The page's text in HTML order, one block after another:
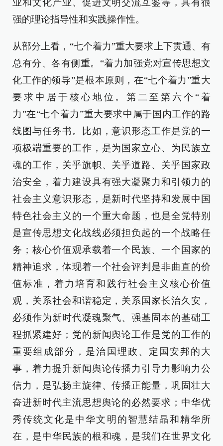
业和文化产业、促进文明交流互鉴等，具有很
强的理论指导性和实践操作性。
从部分上看，“七个着力”重大要求上下贯通、有
总有分、各有侧重。“着力加强党对宣传思想文
化工作的领导”是根本原则，在“七个着力”重大
要求中居于核心地位。第二至第六个“着
力”在“七个着力”重大要求中属于国内工作的路
线图与任务书。比如，意识形态工作是党的一
项极端重要的工作，是为国家立心、为民族立
魂的工作，关乎旗帜、关乎道路、关乎国家政
治安全，着力建设具有强大凝聚力和引领力的
社会主义意识形态，是新时代坚持和发展中国
特色社会主义的一个重大命题，也是全党特别
是宣传思想文化战线必须担负起的一个战略任
务；核心价值观承载着一个民族、一个国家的
精神追求，体现着一个社会评判是非曲直的价
值标准，着力培育和践行社会主义核心价值
观，关系社会和谐稳定，关系国家长治久安，
必须作为新时代凝魂聚气、强基固本的基础工
程抓紧建好；党的新闻舆论工作是党的工作的
重要组成部分，是治国理政、定国安邦的大
事，着力提升新闻舆论传播力引导力影响力公
信力，是弘扬主旋律、传播正能量，巩固壮大
奋进新时代主流思想舆论的必然要求；中华优
秀传统文化是中华文明的智慧结晶和精华所
在，是中华民族的根和魂，是我们在世界文化